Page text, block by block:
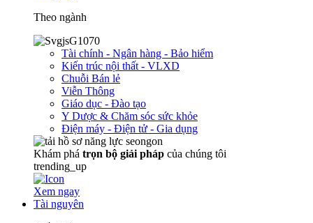
Theo ngành
Tài chính - Ngân hàng - Bảo hiểm
Kiến trúc nội thất - VLXD
Chuỗi Bán lẻ
Viễn Thông
Giáo dục - Đào tạo
Y Dược & Chăm sóc sức khỏe
Điện máy - Điện tử - Gia dụng
Khám phá trọn bộ giải pháp của chúng tôi
trending_up
Xem ngay
Tài nguyên